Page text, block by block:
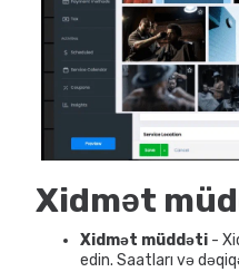
Xidmət
Xidmət müddəti -
edin. Saatları və